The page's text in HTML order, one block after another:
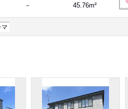
－
45.76m²
マ